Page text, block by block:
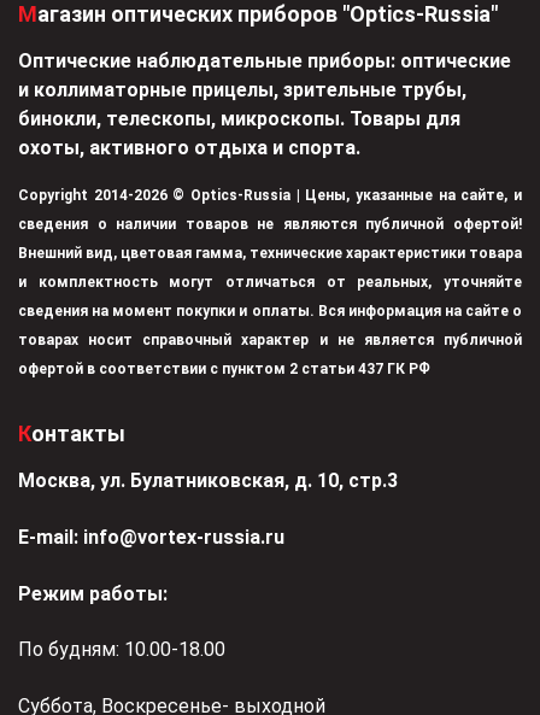
Магазин оптических приборов "Optics-Russia"
Оптические наблюдательные приборы: оптические
и коллиматорные прицелы, зрительные трубы,
бинокли, телескопы, микроскопы. Товары для
охоты, активного отдыха и спорта.
Copyright 2014-2026 © Optics-Russia | Цены, указанные на сайте, и
сведения о наличии товаров не являются публичной офертой!
Внешний вид, цветовая гамма, технические характеристики товара
и комплектность могут отличаться от реальных, уточняйте
сведения на момент покупки и оплаты. Вся информация на сайте о
товарах носит справочный характер и не является публичной
офертой в соответствии с пунктом 2 статьи 437 ГК РФ
Контакты
Москва, ул. Булатниковская, д. 10, стр.3
Е-mail: info@vortex-russia.ru
Режим работы:
По будням: 10.00-18.00
Суббота, Воскресенье- выходной